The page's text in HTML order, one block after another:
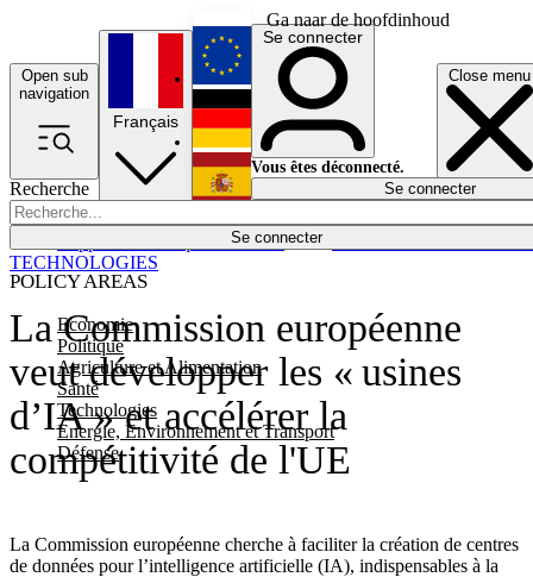
Ga naar de hoofdinhoud
Open sub
navigation
Close menu
Recherche
Se connecter
POLICY AREAS
Economie
Politique
Agriculture et Alimentation
Santé
Technologies
Energie, Environnement et Transport
Défense
Économie
Français
English
Deutsch
Español
Se connecter
Vous êtes déconnecté.
Se connecter
La Commission européenne
veut développer les « usines
d’IA » et accélérer la
compétitivité de l'UE
La Commission européenne cherche à faciliter la création de centres
de données pour l’intelligence artificielle (IA), indispensables à la
TECHNOLOGIES